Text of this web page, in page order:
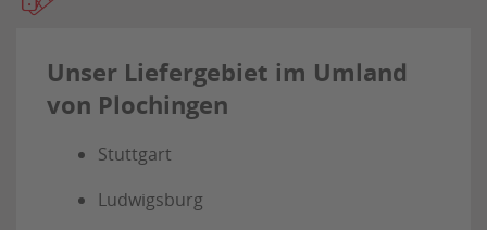
Unser Liefergebiet im Umland
von Plochingen
Stuttgart
Ludwigsburg